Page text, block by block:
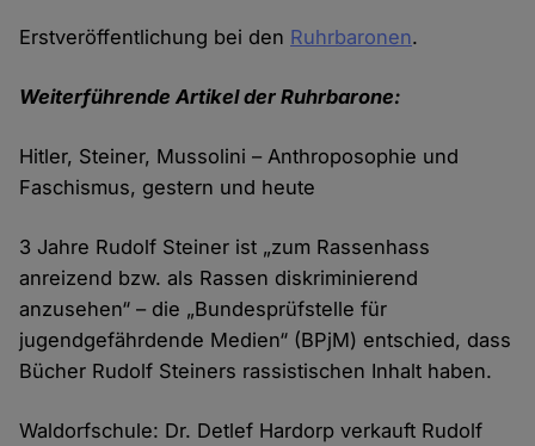
Erstveröffentlichung bei den Ruhrbaronen.
Weiterführende Artikel der Ruhrbarone:
Hitler, Steiner, Mussolini – Anthroposophie und
Faschismus, gestern und heute
3 Jahre Rudolf Steiner ist „zum Rassenhass
anreizend bzw. als Rassen diskriminierend
anzusehen“ – die „Bundesprüfstelle für
jugendgefährdende Medien“ (BPjM) entschied, dass
Bücher Rudolf Steiners rassistischen Inhalt haben.
Waldorfschule: Dr. Detlef Hardorp verkauft Rudolf